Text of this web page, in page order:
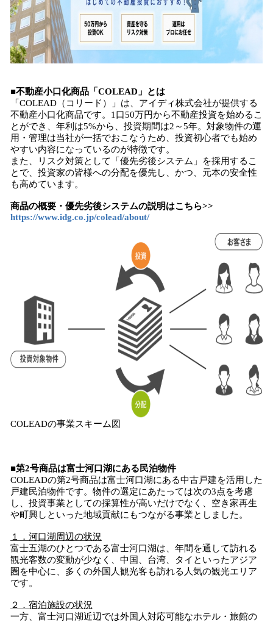
■不動産小口化商品「COLEAD」とは
「COLEAD（コリード）」は、アイディ株式会社が提供する
不動産小口化商品です。1口50万円から不動産投資を始めるこ
とができ、年利は5%から、投資期間は2～5年。対象物件の運
用・管理は当社が一括でおこなうため、投資初心者でも始め
やすい内容になっているのが特徴です。
また、リスク対策として「優先劣後システム」を採用するこ
とで、投資家の皆様への分配を優先し、かつ、元本の安全性
も高めています。
商品の概要・優先劣後システムの説明はこちら>>
https://www.idg.co.jp/colead/about/
COLEADの事業スキーム図
■第2号商品は富士河口湖にある民泊物件
COLEADの第2号商品は富士河口湖にある中古戸建を活用した
戸建民泊物件です。物件の選定にあたっては次の3点を考慮
し、投資事業としての採算性が高いだけでなく、空き家再生
や町興しといった地域貢献にもつながる事業としました。
１．河口湖周辺の状況
富士五湖のひとつである富士河口湖は、年間を通して訪れる
観光客数の変動が少なく、中国、台湾、タイといったアジア
圏を中心に、多くの外国人観光客も訪れる人気の観光エリア
です。
２．宿泊施設の状況
一方、富士河口湖近辺では外国人対応可能なホテル・旅館の